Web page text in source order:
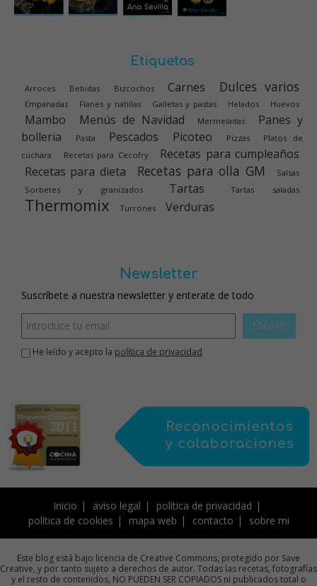
Etiquetas
Arroces Bebidas Bizcochos Carnes Dulces varios
Empanadas Flanes y natillas Galletas y pastas Helados Huevos
Mambo Menús de Navidad Mermeladas
Panes y
bolleria
Pasta Pescados Picoteo Pizzas
Platos de
cuchara
Recetas para Cecofry
Recetas para cumpleaños
Recetas para dieta
Recetas para olla GM
Salsas
Sorbetes y granizados
Tartas Tartas saladas
Thermomix Turrones Verduras
Newsletter
Suscríbete a nuestra newsletter y enterate de todo
ENVIAR
He leído y acepto la política de privacidad
Inicio aviso legal
política de privacidad
política de cookies
mapa web contacto sobre mi
Este blog está bajo licencia de Creative Commons, protegido por Save
Creative, y por tanto sujeto a derechos de autor. Todas las recetas, fotografías
y el resto de contenidos, NO PUEDEN SER COPIADOS ni publicados total o